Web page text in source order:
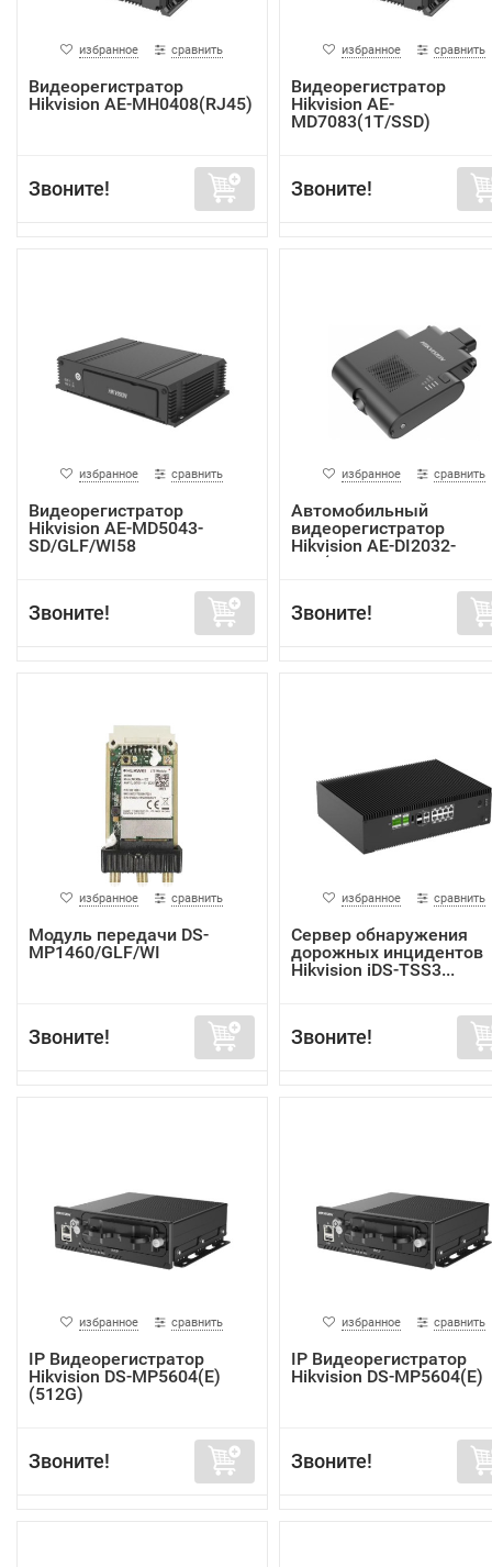
избранное сравнить
Видеорегистратор
Hikvision AE-MH0408(RJ45)
Звоните!
избранное сравнить
Видеорегистратор
Hikvision AE-
MD7083(1T/SSD)
Звоните!
избранное сравнить
Видеорегистратор
Hikvision AE-MD5043-
SD/GLF/WI58
Звоните!
избранное сравнить
Автомобильный
видеорегистратор
Hikvision AE-DI2032-
G40(In...
Звоните!
избранное сравнить
Модуль передачи DS-
MP1460/GLF/WI
Звоните!
избранное сравнить
Сервер обнаружения
дорожных инцидентов
Hikvision iDS-TSS3...
Звоните!
избранное сравнить
IP Видеорегистратор
Hikvision DS-MP5604(E)
(512G)
Звоните!
избранное сравнить
IP Видеорегистратор
Hikvision DS-MP5604(E)
Звоните!